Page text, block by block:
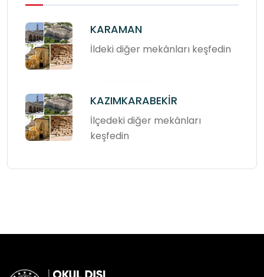
KARAMAN
İldeki diğer mekânları keşfedin
KAZIMKARABEKİR
İlçedeki diğer mekânları
keşfedin